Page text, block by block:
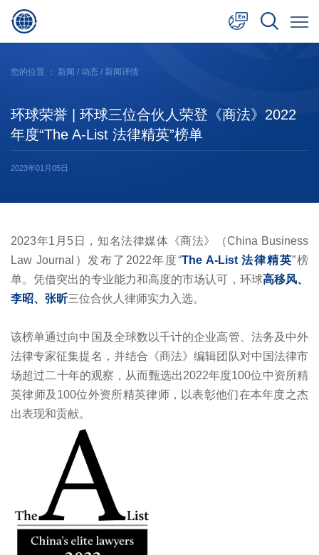
日本語
您的位置 ： 新闻 / 动态 / 新闻详情
环球荣誉 | 环球三位合伙人荣登《商法》2022
年度“The A-List 法律精英”榜单
2023年01月05日
2023年1月5日，知名法律媒体《商法》（China Business
Law Journal）发布了2022年度“The A-List 法律精英”榜
单。凭借突出的专业能力和高度的市场认可，环球高移风、
李昭、张昕三位合伙人律师实力入选。
该榜单通过向中国及全球数以千计的企业高管、法务及中外
法律专家征集提名，并结合《商法》编辑团队对中国法律市
场超过二十年的观察，从而甄选出2022年度100位中资所精
英律师及100位外资所精英律师，以表彰他们在本年度之杰
出表现和贡献。